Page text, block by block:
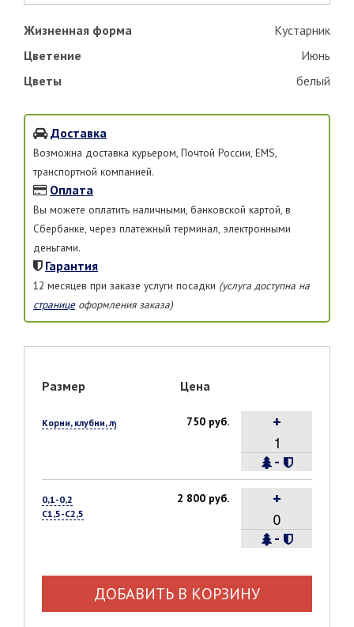
Жизненная форма
Кустарник
Цветение
Июнь
Цветы
белый
Доставка
Возможна доставка курьером, Почтой России, EMS,
транспортной компанией.
Оплата
Вы можете оплатить наличными, банковской картой, в
Сбербанке, через платежный терминал, электронными
деньгами.
Гарантия
12 месяцев при заказе услуги посадки (услуга доступна на
страницеоформления заказа)
Размер Цена
Корни, клубни, луковицы, 1 шт. 750 руб.
-
+
0,1-0,2
С1,5-С2,5
2 800 руб.
-
+
ДОБАВИТЬ В КОРЗИНУ